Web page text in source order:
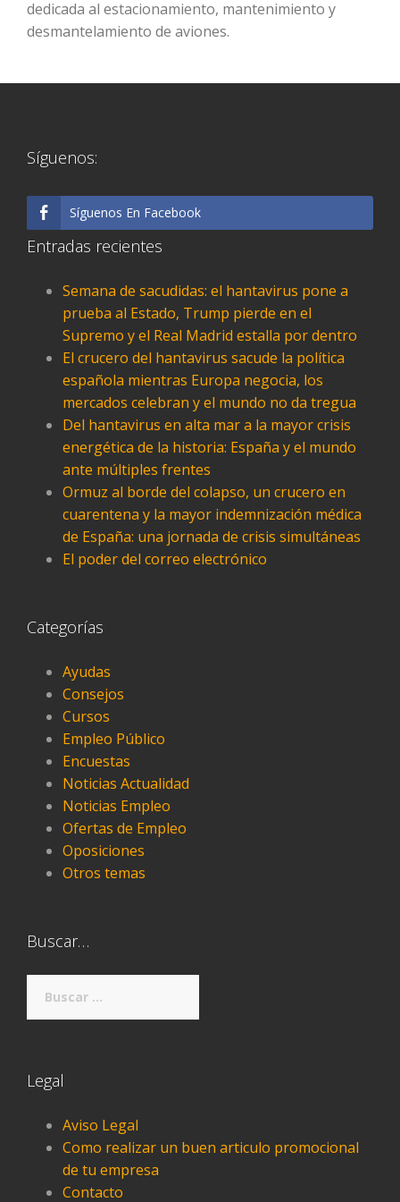
dedicada al estacionamiento, mantenimiento y
desmantelamiento de aviones.
Síguenos:
Síguenos En Facebook
Entradas recientes
Semana de sacudidas: el hantavirus pone a
prueba al Estado, Trump pierde en el
Supremo y el Real Madrid estalla por dentro
El crucero del hantavirus sacude la política
española mientras Europa negocia, los
mercados celebran y el mundo no da tregua
Del hantavirus en alta mar a la mayor crisis
energética de la historia: España y el mundo
ante múltiples frentes
Ormuz al borde del colapso, un crucero en
cuarentena y la mayor indemnización médica
de España: una jornada de crisis simultáneas
El poder del correo electrónico
Categorías
Ayudas
Consejos
Cursos
Empleo Público
Encuestas
Noticias Actualidad
Noticias Empleo
Ofertas de Empleo
Oposiciones
Otros temas
Buscar…
Legal
Aviso Legal
Como realizar un buen articulo promocional
de tu empresa
Contacto